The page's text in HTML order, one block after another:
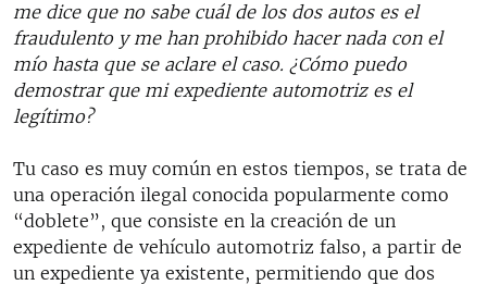
ESPECIALES
ESPECIALES
LA REALIDAD DE LA VIVIENDA EN CUBA
KENTU-CUBANO
LOS SANTOS DE HIALEAH
DESINFORMACIÓN RUSA EN AMÉRICA LATINA
MULTIMEDIA
EDITORIALES
SÍGUENOS
me dice que no sabe cuál de los dos autos es el
fraudulento y me han prohibido hacer nada con el
mío hasta que se aclare el caso. ¿Cómo puedo
demostrar que mi expediente automotriz es el
legítimo?
Tu caso es muy común en estos tiempos, se trata de
una operación ilegal conocida popularmente como
“doblete”, que consiste en la creación de un
expediente de vehículo automotriz falso, a partir de
un expediente ya existente, permitiendo que dos